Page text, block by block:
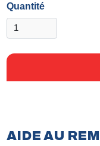
Quantité
AIDE AU